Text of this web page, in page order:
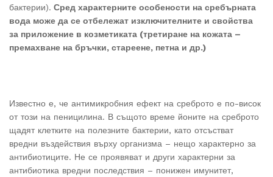
бактерии). Сред характерните особености на сребърната
вода може да се отбележат изключителните и свойства
за приложение в козметиката (третиране на кожата –
премахване на бръчки, стареене, петна и др.)
Известно е, че антимикробния ефект на среброто е по-висок
от този на пеницилина. В същото време йоните на среброто
щадят клетките на полезните бактерии, като отсъстват
вредни въздействия върху организма – нещо характерно за
антибиотиците. Не се проявяват и други характерни за
антибиотика вредни последствия – понижен имунитет,